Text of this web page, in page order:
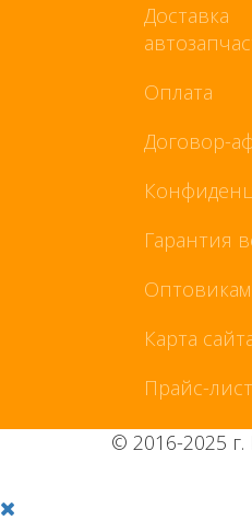
Доставка
Оплата
Договор-
Гарантия
Оптовикам
Карта
Прайс-
© 2016-2025